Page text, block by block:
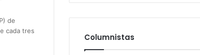
de
cada tres
Columnistas